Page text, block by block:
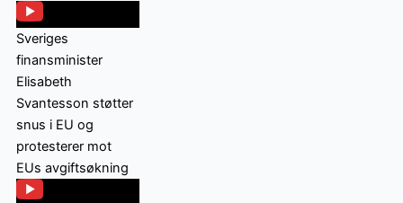
Sveriges
finansminister
Elisabeth
Svantesson støtter
snus i EU og
protesterer mot
EUs avgiftsøkning